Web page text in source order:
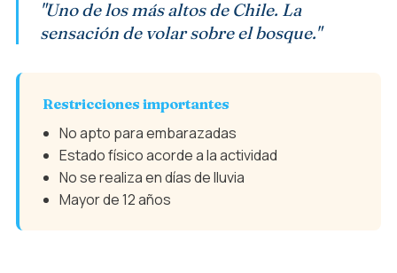
"Uno de los más altos de Chile. La
sensación de volar sobre el bosque."
Restricciones importantes
No apto para embarazadas
Estado físico acorde a la actividad
No se realiza en días de lluvia
Mayor de 12 años